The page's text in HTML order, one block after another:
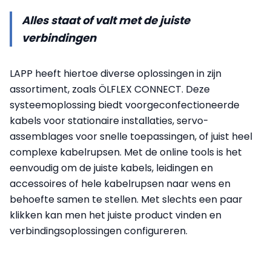
Alles staat of valt met de juiste
verbindingen
LAPP heeft hiertoe diverse oplossingen in zijn
assortiment, zoals ÖLFLEX CONNECT. Deze
systeemoplossing biedt voorgeconfectioneerde
kabels voor stationaire installaties, servo-
assemblages voor snelle toepassingen, of juist heel
complexe kabelrupsen. Met de online tools is het
eenvoudig om de juiste kabels, leidingen en
accessoires of hele kabelrupsen naar wens en
behoefte samen te stellen. Met slechts een paar
klikken kan men het juiste product vinden en
verbindingsoplossingen configureren.